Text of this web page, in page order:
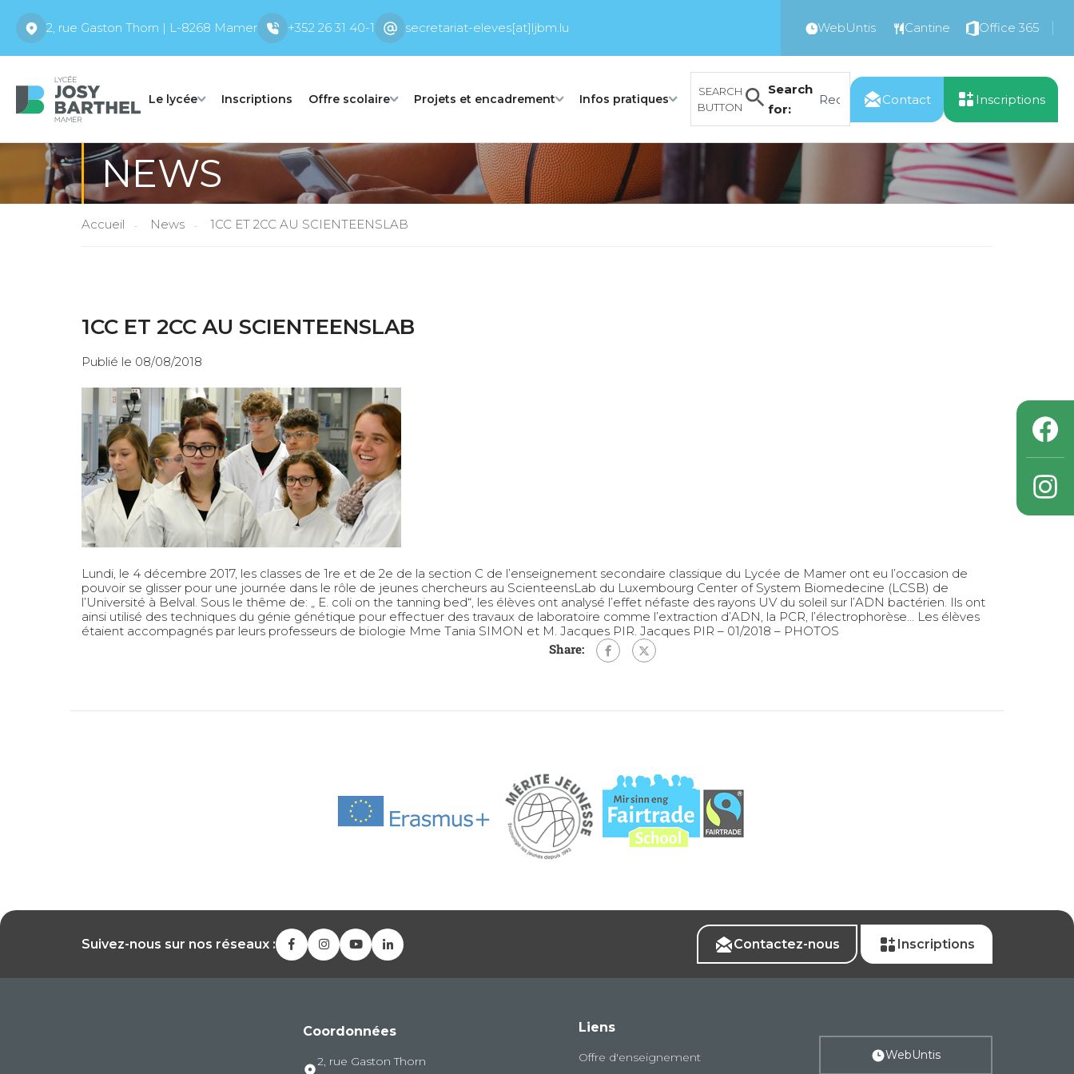
2, rue Gaston Thorn | L-8268 Mamer +352 26 31 40-1 secretariat-eleves[at]ljbm.lu WebUntis Cantine Office 365
Le lycée Inscriptions Offre scolaire Projets et encadrement Infos pratiques
Search
for:
SEARCH
BUTTON
Contact Inscriptions
NEWS
Accueil News 1CC ET 2CC AU SCIENTEENSLAB
1CC ET 2CC AU SCIENTEENSLAB
Publié le 08/08/2018
Lundi, le 4 décembre 2017, les classes de 1re et de 2e de la section C de l’enseignement secondaire classique du Lycée de Mamer ont eu l’occasion de
pouvoir se glisser pour une journée dans le rôle de jeunes chercheurs au ScienteensLab du Luxembourg Center of System Biomedecine (LCSB) de
l’Université à Belval. Sous le thême de: „ E. coli on the tanning bed“, les élèves ont analysé l’effet néfaste des rayons UV du soleil sur l’ADN bactérien. Ils ont
ainsi utilisé des techniques du génie génétique pour effectuer des travaux de laboratoire comme l’extraction d’ADN, la PCR, l’électrophorèse… Les élèves
étaient accompagnés par leurs professeurs de biologie Mme Tania SIMON et M. Jacques PIR. Jacques PIR – 01/2018 – PHOTOS
Share:
Suivez-nous sur nos réseaux : Contactez-nous Inscriptions
Coordonnées
2, rue Gaston Thorn
Liens
Offre d'enseignement
WebUntis